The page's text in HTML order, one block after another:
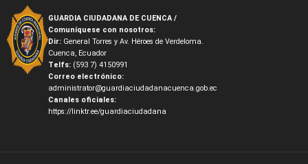
GUARDIA CIUDADANA DE CUENCA /
Comuníquese con nosotros:
Dir: General Torres y Av. Héroes de Verdeloma.
Cuenca, Ecuador
Telfs: (593 7) 4150991
Correo electrónico:
administrator@guardiaciudadanacuenca.gob.ec
Canales oficiales:
https://linktr.ee/guardiaciudadana